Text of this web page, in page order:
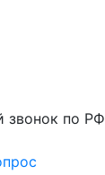
звонок по РФ